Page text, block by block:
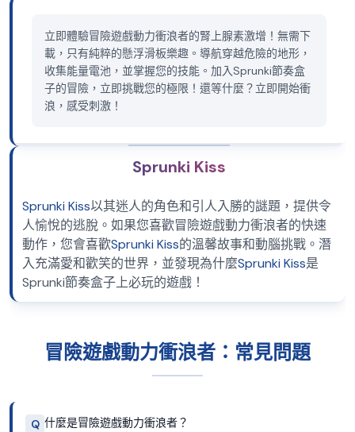
立即體驗冒險遊戲動力衝浪者的腎上腺素激增！無需下
載，只有純粹的懸浮滑板樂趣。導航穿越危險的地形，
收集能量電池，並掌握您的技能。加入Sprunki節奏盒
子的冒險，立即挑戰您的極限！還等什麼？立即開始衝
浪，感受刺激！
Sprunki Kiss
Sprunki Kiss以其迷人的角色和引人入勝的謎題，提供令
人愉悅的逃脫。如果您喜歡冒險遊戲動力衝浪者的快速
動作，您會喜歡Sprunki Kiss的溫馨故事和動腦挑戰。潛
入充滿愛和歡笑的世界，並發現為什麼Sprunki Kiss是
Sprunki節奏盒子上必玩的遊戲！
冒險遊戲動力衝浪者：常見問題
Q 什麼是冒險遊戲動力衝浪者？